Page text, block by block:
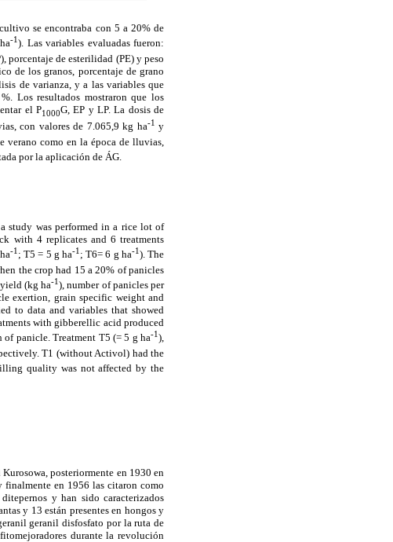
se encontraba con 5 a 20% de
-1). Las variables evaluadas fueron:
porcentaje de esterilidad (PE) y peso
de los granos, porcentaje de grano
de varianza, y a las variables que
Los resultados mostraron que los
el P1000G, EP y LP. La dosis de
con valores de 7.065,9 kg ha-1 y
verano como en la época de lluvias,
por la aplicación de ÁG.
was performed in a rice lot of
with 4 replicates and 6 treatments
-1 ; T5 = 5 g ha-1 ; T6= 6 g ha-1). The
the crop had 15 a 20% of panicles
(kg ha-1), number of panicles per
exertion, grain specific weight and
to data and variables that showed
with gibberellic acid produced
panicle. Treatment T5 (= 5 g ha-1),
T1 (without Activol) had the
quality was not affected by the
posteriormente en 1930 en
en 1956 las citaron como
y han sido caracterizados
y 13 están presentes en hongos y
geranil disfosfato por la ruta de
durante la revolución